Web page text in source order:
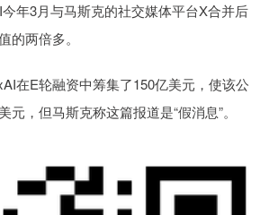
3月与马斯克的社交媒体平台X合并后
的两倍多。
E轮融资中筹集了150亿美元，使该公
元，但马斯克称这篇报道是“假消息”。